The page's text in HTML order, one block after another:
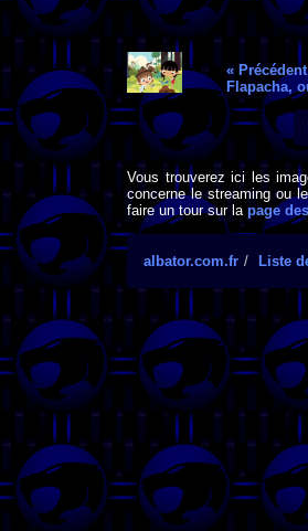
« Précédent
Flapacha,
Vous trouverez ici les
concerne le streaming ou
faire un tour sur la page
albator.com.fr Liste